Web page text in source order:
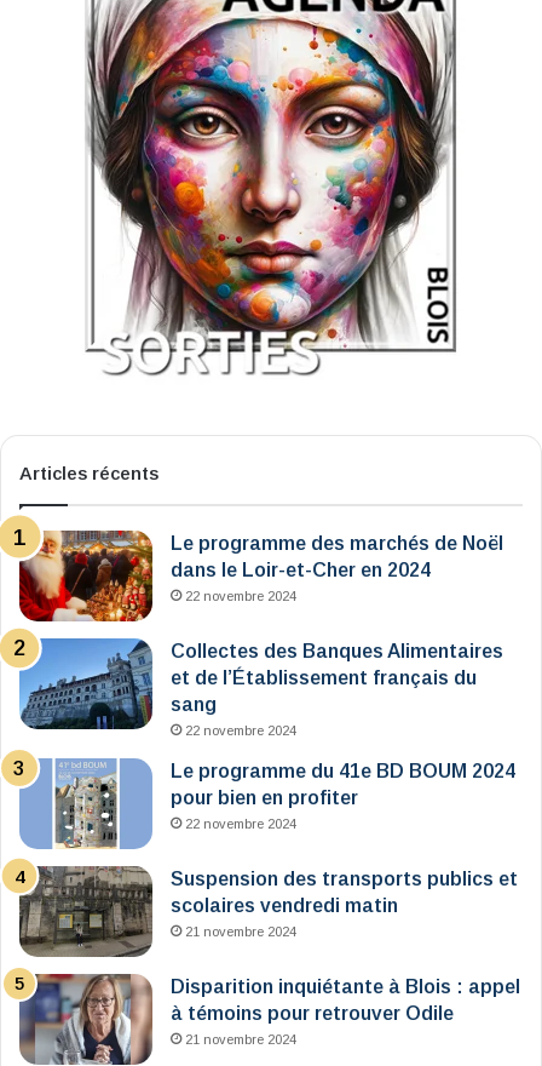
Articles récents
Le programme des marchés de Noël
dans le Loir-et-Cher en 2024
22 novembre 2024
Collectes des Banques Alimentaires
et de l’Établissement français du
sang
22 novembre 2024
Le programme du 41e BD BOUM 2024
pour bien en profiter
22 novembre 2024
Suspension des transports publics et
scolaires vendredi matin
21 novembre 2024
Disparition inquiétante à Blois : appel
à témoins pour retrouver Odile
21 novembre 2024